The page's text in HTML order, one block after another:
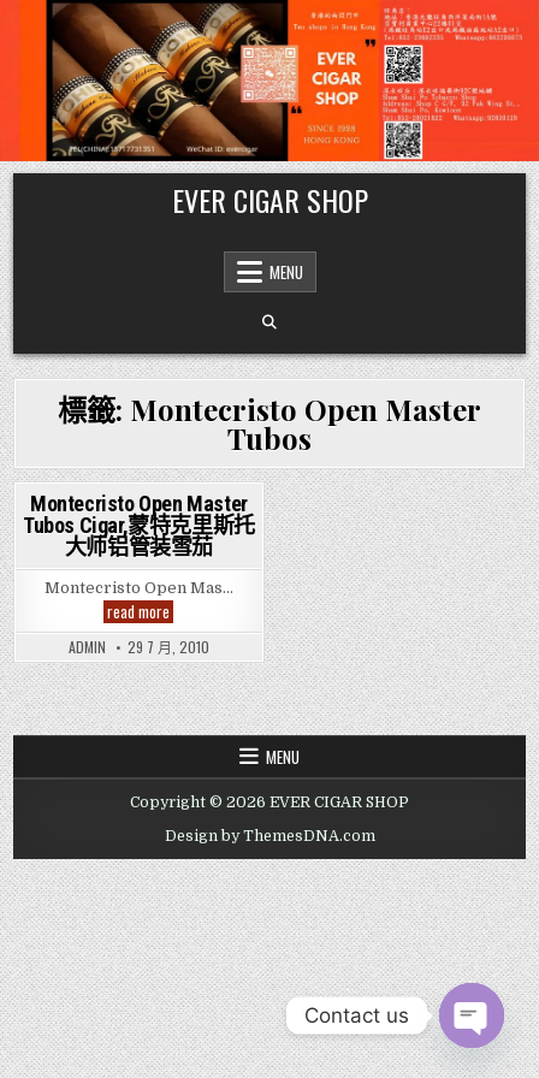
Skip
to
content
EVER CIGAR SHOP
MENU
標籤: Montecristo Open Master
Tubos
Posted
Montecristo Open Master
Tubos Cigar,蒙特克里斯托
大师铝管装雪茄
Montecristo Open Mas…
read more
Open
Master
Tubos
Cigar,
蒙
特
克
里
大
师
铝
管
装
雪
茄
ADMIN 29 7 月, 2010
MENU
Copyright © 2026 EVER CIGAR SHOP
Design by ThemesDNA.com
Contact us
OPEN